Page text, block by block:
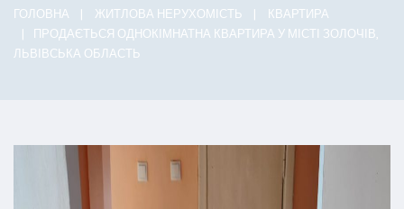
ГОЛОВНА ЖИТЛОВА НЕРУХОМІСТЬ
КВАРТИРА
ПРОДАЄТЬСЯ ОДНОКІМНАТНА КВАРТИРА У МІСТІ ЗОЛОЧІВ,
ЛЬВІВСЬКА ОБЛАСТЬ